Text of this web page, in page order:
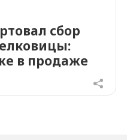
сбор
в продаже